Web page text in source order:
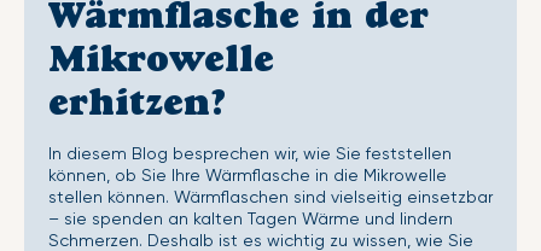
Wärmflasche in der
Mikrowelle
erhitzen?
In diesem Blog besprechen wir, wie Sie feststellen
können, ob Sie Ihre Wärmflasche in die Mikrowelle
stellen können. Wärmflaschen sind vielseitig einsetzbar
– sie spenden an kalten Tagen Wärme und lindern
Schmerzen. Deshalb ist es wichtig zu wissen, wie Sie